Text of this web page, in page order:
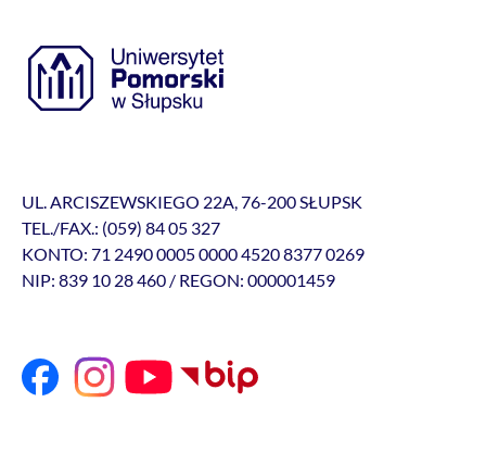
UL. ARCISZEWSKIEGO 22A, 76-200 SŁUPSK
TEL./FAX.: (059) 84 05 327
KONTO: 71 2490 0005 0000 4520 8377 0269
NIP: 839 10 28 460 / REGON: 000001459